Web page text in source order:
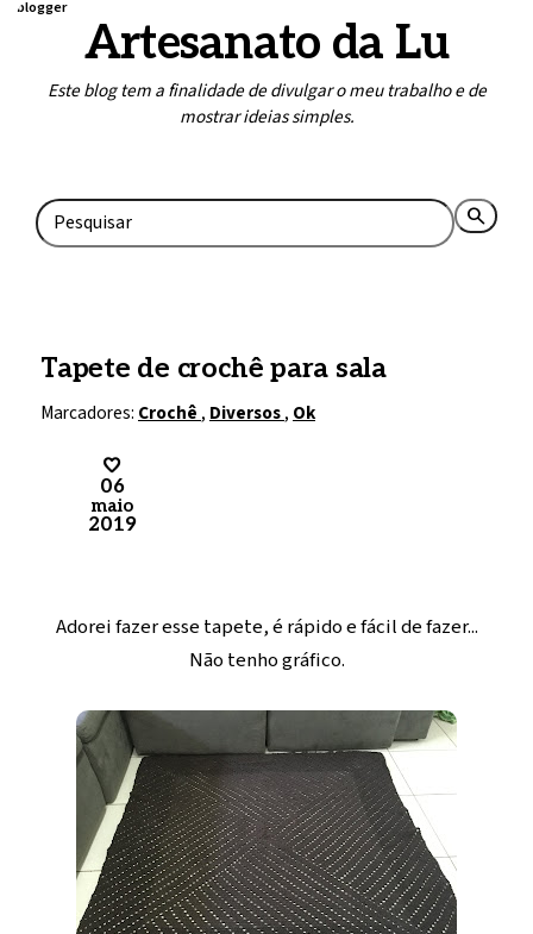
blogger
Artesanato da Lu
Este blog tem a finalidade de divulgar o meu trabalho e de
mostrar ideias simples.
search
Tapete de crochê para sala
Marcadores: Crochê , Diversos, Ok
06
maio
2019
Adorei fazer esse tapete, é rápido e fácil de fazer...
Não tenho gráfico.